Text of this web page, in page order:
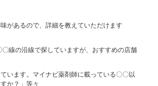
があるので、詳細を教えていただけます
〇線の沿線で探していますが、おすすめの店舗
います。マイナビ薬剤師に載っている〇〇以
か？」等々